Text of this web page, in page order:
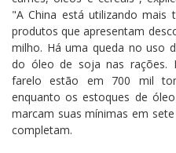
"A China está utilizando mais
produtos que apresentam
milho. Há uma queda no uso
do óleo de soja nas rações.
farelo estão em 700 mil
enquanto os estoques de
marcam suas mínimas em
completam.